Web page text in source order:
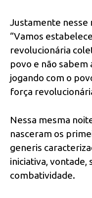
Justamente
“Vamos
revolucionária
povo e não sabem
jogando com o
força
Nessa mesma
nasceram os
generis
iniciativa, vontade,
combatividade.